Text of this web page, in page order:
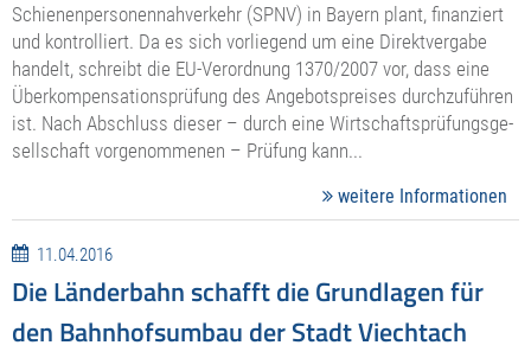
Schie­nen­per­so­nen­nah­verkehr (SPNV) in Bayern plant, finan­ziert
und kontrol­liert. Da es sich vorliegend um eine Direkt­vergabe
handelt, schreibt die EU-Verordnung 1370/2007 vor, dass eine
Überkom­pen­sa­ti­ons­prüfung des Angebots­preises durch­zu­führen
ist. Nach Abschluss dieser – durch eine Wirtschafts­prü­fungs­ge­
sell­schaft vorge­nom­menen – Prüfung kann...
weitere Informationen
11.04.2016
Die Länderbahn schafft die Grundlagen für
den Bahnhofsumbau der Stadt Viechtach